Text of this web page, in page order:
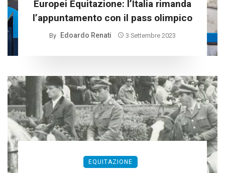
Europei Equitazione: l’Italia rimanda
l’appuntamento con il pass olimpico
By Edoardo Renati 3 Settembre 2023
EQUITAZIONE